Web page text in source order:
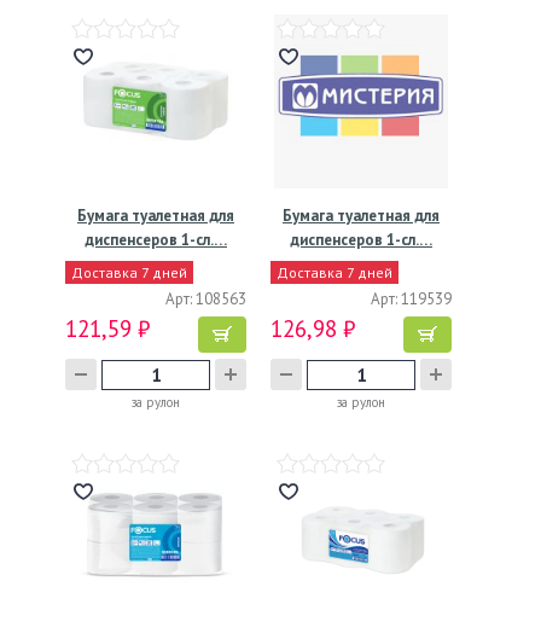
Бумага туалетная для
диспенсеров 1-сл.…
Доставка 7 дней
Арт: 108563
121,59 ₽
за рулон
Бумага туалетная для
диспенсеров 1-сл.…
Доставка 7 дней
Арт: 119539
126,98 ₽
за рулон